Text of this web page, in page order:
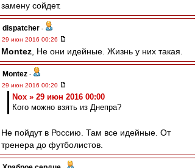
замену сойдет.
dispatcher -
29 июн 2016 00:26
Montez , Не они идейные. Жизнь у них такая.
Montez -
29 июн 2016 00:20
Nox » 29 июн 2016 00:00
Кого можно взять из Днепра?
Не пойдут в Россию. Там все идейные. От
тренера до футболистов.